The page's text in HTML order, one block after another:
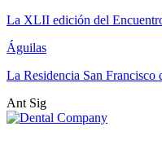
La XLII edición del
Águilas
La Residencia San
Ant Sig